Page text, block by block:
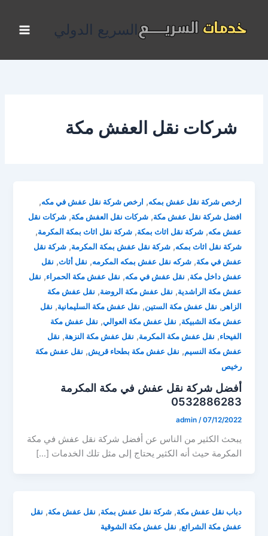
المحتوى
السريع الدولي
شركات نقل العفش مكة
ارخص شركة نقل عفش بمكه, ارخص شركة نقل عفش في مكه,
افضل شركة نقل عفش مكة,شركات نقل العفش مكة,شركات نقل
عفش مكه,شركة نقل اثاث بمكة,شركة نقل اثاث بمكة المكرمة,
شركة نقل اثاث بمكه,شركة نقل عفش بمكة المكرمة,شركة نقل
عفش في مكة,شركه نقل عفش بمكه المكرمه, نقل أثاث, نقل
عفش داخل مكة, نقل عفش في مكه, نقل عفش مكة الحمراء, نقل
عفش مكة الراشدية, نقل عفش مكة الروضة, نقل عفش مكة
الزاهر , نقل عفش مكة الستين, نقل عفش مكة السليمانية, نقل
عفش مكة الشبيكة, نقل عفش مكة العوالي, نقل عفش مكة
الفيحاء, نقل عفش مكة المكرمة, نقل عفش مكة النزهة, نقل
عفش مكة النسيم, نقل عفش مكة بطحاء قريش, نقل عفش مكة
رخيص
أفضل شركة نقل عفش في مكة المكرمة
0532886283
admin /07/12/2022
يبحث الكثير من الناس عن أفضل شركة نقل عفش في مكة
المكرمة حيث أنه الكثير يحتاج إلى مثل تلك الخدمات […]
دباب نقل عفش مكة,شركة نقل عفش بمكة, نقل عفش مكة, نقل
عفش مكة الشرائع, نقل عفش مكة الشوقية